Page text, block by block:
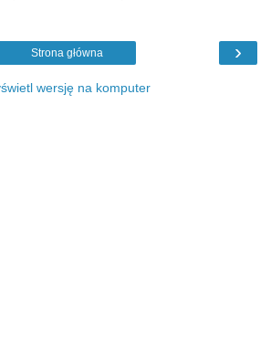
›
Strona główna
wersję na komputer